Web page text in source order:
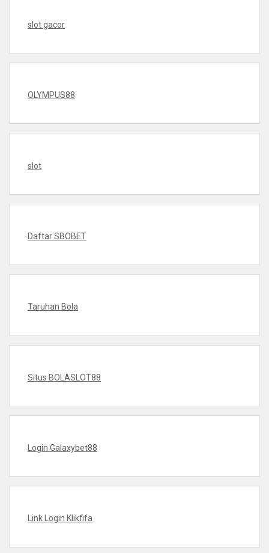
slot gacor
OLYMPUS88
slot
Daftar SBOBET
Taruhan Bola
Situs BOLASLOT88
Login Galaxybet88
Link Login Klikfifa